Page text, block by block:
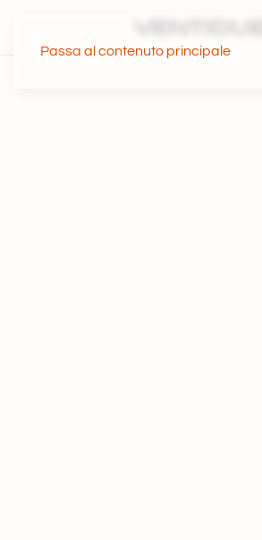
Passa al contenuto principale